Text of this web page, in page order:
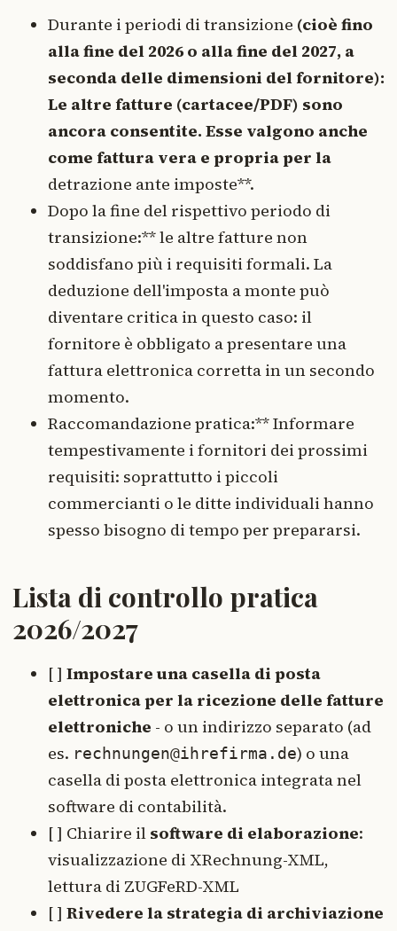
Durante i periodi di transizione (cioè fino
alla fine del 2026 o alla fine del 2027, a
seconda delle dimensioni del fornitore):
Le altre fatture (cartacee/PDF) sono
ancora consentite. Esse valgono anche
come fattura vera e propria per la
detrazione ante imposte**.
Dopo la fine del rispettivo periodo di
transizione:** le altre fatture non
soddisfano più i requisiti formali. La
deduzione dell'imposta a monte può
diventare critica in questo caso: il
fornitore è obbligato a presentare una
fattura elettronica corretta in un secondo
momento.
Raccomandazione pratica:** Informare
tempestivamente i fornitori dei prossimi
requisiti: soprattutto i piccoli
commercianti o le ditte individuali hanno
spesso bisogno di tempo per prepararsi.
Lista di controllo pratica
2026/2027
[ ] Impostare una casella di posta
elettronica per la ricezione delle fatture
elettroniche - o un indirizzo separato (ad
es. rechnungen@ihrefirma.de) o una
casella di posta elettronica integrata nel
software di contabilità.
[ ] Chiarire il software di elaborazione:
visualizzazione di XRechnung-XML,
lettura di ZUGFeRD-XML
[ ] Rivedere la strategia di archiviazione